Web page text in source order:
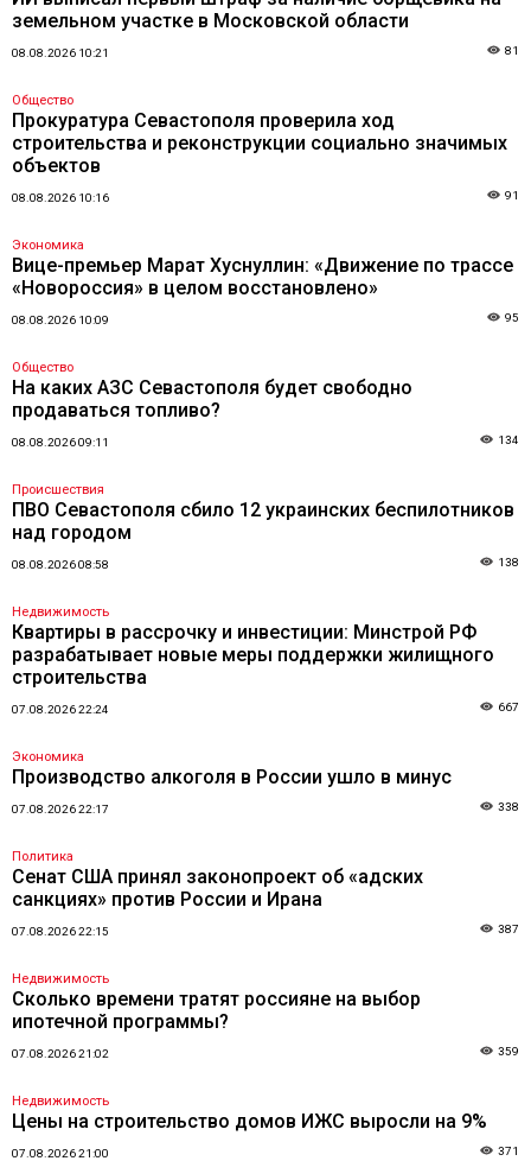
земельном участке в Московской области
08.08.2026 10:21 81
Общество
Прокуратура Севастополя проверила ход
строительства и реконструкции социально значимых
объектов
08.08.2026 10:16 91
Экономика
Вице-премьер Марат Хуснуллин: «Движение по трассе
«Новороссия» в целом восстановлено»
08.08.2026 10:09 95
Общество
На каких АЗС Севастополя будет свободно
продаваться топливо?
08.08.2026 09:11 134
Происшествия
ПВО Севастополя сбило 12 украинских беспилотников
над городом
08.08.2026 08:58 138
Недвижимость
Квартиры в рассрочку и инвестиции: Минстрой РФ
разрабатывает новые меры поддержки жилищного
строительства
07.08.2026 22:24 667
Экономика
Производство алкоголя в России ушло в минус
07.08.2026 22:17 338
Политика
Сенат США принял законопроект об «адских
санкциях» против России и Ирана
07.08.2026 22:15 387
Недвижимость
Сколько времени тратят россияне на выбор
ипотечной программы?
07.08.2026 21:02 359
Недвижимость
Цены на строительство домов ИЖС выросли на 9%
07.08.2026 21:00 371